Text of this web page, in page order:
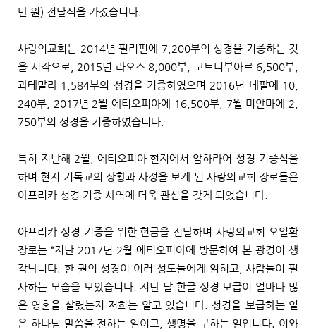
만 원) 전달식을 가졌습니다.
사랑의교회는 2014년 필리핀에 7,200부의 성경을 기증하는 것
을 시작으로, 2015년 라오스 8,000부, 코트디부아르 6,500부,
과테말라 1,584부의 성경을 기증하였으며 2016년 네팔에 10,
240부, 2017년 2월 에티오피아에 16,500부, 7월 미얀마에 2,
750부의 성경을 기증하였습니다.
특히 지난해 2월, 에티오피아 현지에서 암하라어 성경 기증식을
하며 현지 기독교의 상황과 사정을 보게 된 사랑의교회 장로들은
아프리카 성경 기증 사역에 더욱 관심을 갖게 되었습니다.
아프리카 성경 기증을 위한 헌금을 전달하며 사랑의교회 오일환
장로는 “지난 2017년 2월 에티오피아에 방문하여 본 광경이 생
각납니다. 한 권의 성경이 여러 성도들에게 읽히고, 사람들이 필
사하는 모습을 보았습니다. 지난 날 한글 성경 보급이 얼마나 많
은 영혼을 살렸는지 저희는 알고 있습니다. 성경을 보급하는 일
은 하나님 말씀을 전하는 일이고, 생명을 구하는 일입니다. 이와